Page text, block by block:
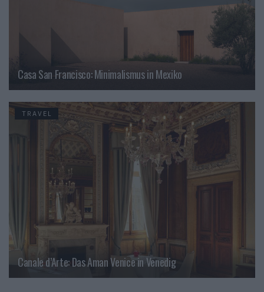
Casa San Francisco: Minimalismus in Mexiko
TRAVEL
Canale d’Arte: Das Aman Venice in Venedig